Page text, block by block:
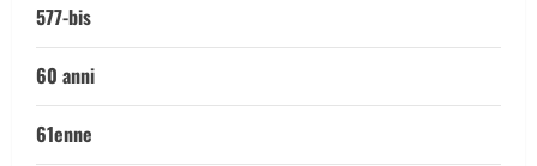
577-bis
60 anni
61enne